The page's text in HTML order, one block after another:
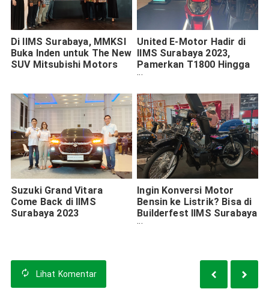
Di IIMS Surabaya, MMKSI
Buka Inden untuk The New
SUV Mitsubishi Motors
United E-Motor Hadir di
IIMS Surabaya 2023,
Pamerkan T1800 Hingga
MX1200
Suzuki Grand Vitara
Come Back di IIMS
Surabaya 2023
Ingin Konversi Motor
Bensin ke Listrik? Bisa di
Builderfest IIMS Surabaya
2023
Lihat Komentar